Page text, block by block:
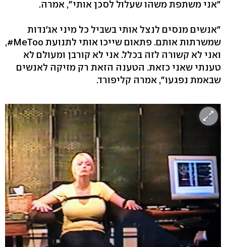
"אני משתפת משהו שעלול לסכן אותי", אמרה.
"אנשים מנסים לנצל אותי בשביל כל מיני אג'נדות
שמשרתות אותם. פתאום שייכו אותי לתנועת MeToo#,
ואני לא קשורה לזה בכלל. אני לא קורבן ומעולם לא
טענתי שאני כזאת. הטענה הזאת רק מזיקה לאנשים
שבאמת נפגעו", אמרה קליפורד.